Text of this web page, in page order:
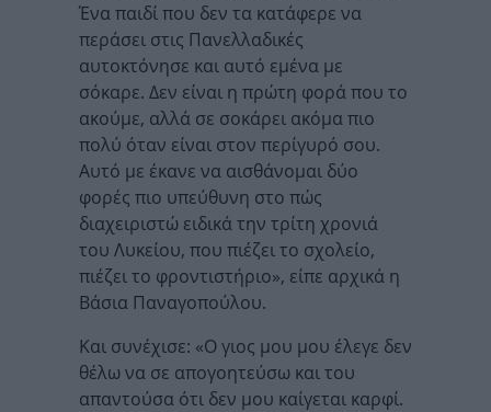
Ένα παιδί που δεν τα κατάφερε να
περάσει στις Πανελλαδικές
αυτοκτόνησε και αυτό εμένα με
σόκαρε. Δεν είναι η πρώτη φορά που το
ακούμε, αλλά σε σοκάρει ακόμα πιο
πολύ όταν είναι στον περίγυρό σου.
Αυτό με έκανε να αισθάνομαι δύο
φορές πιο υπεύθυνη στο πώς
διαχειριστώ ειδικά την τρίτη χρονιά
του Λυκείου, που πιέζει το σχολείο,
πιέζει το φροντιστήριο», είπε αρχικά η
Βάσια Παναγοπούλου.
Και συνέχισε: «Ο γιος μου μου έλεγε δεν
θέλω να σε απογοητεύσω και του
απαντούσα ότι δεν μου καίγεται καρφί.